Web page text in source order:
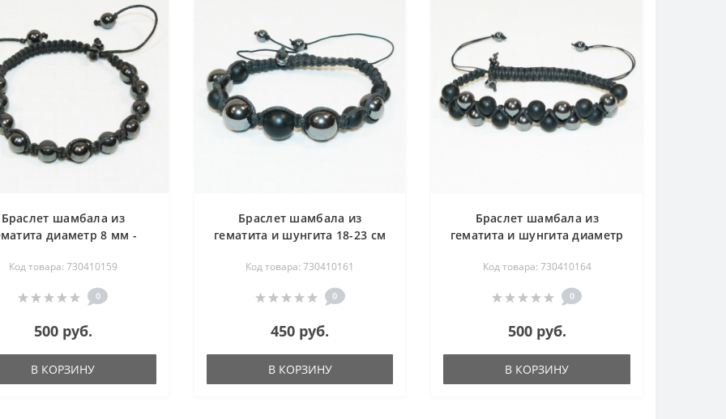
Браслет шамбала из
диаметр 8 мм -
Код товара: 730410159
0
500 руб.
В КОРЗИНУ
Браслет шамбала из
гематита и шунгита 18-23 см
Код товара: 730410161
0
450 руб.
В КОРЗИНУ
Браслет шамбала из
гематита и шунгита диаметр
Код товара: 730410164
0
500 руб.
В КОРЗИНУ